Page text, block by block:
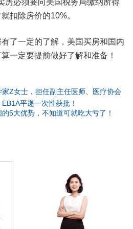
房必须要向美国税务局缴纳所得
扣除房价的10%。
了一定的了解，美国买房和国内
一定要提前做好了解和准备！
家Z女士，担任副主任医师、医疗协会
平递一次性获批！
5大优势，不知道可就吃大亏了！